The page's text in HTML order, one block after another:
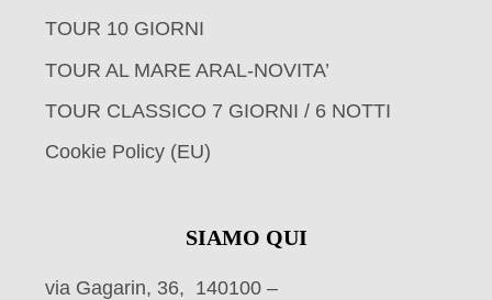
TOUR 10 GIORNI
TOUR AL MARE ARAL-NOVITA’
TOUR CLASSICO 7 GIORNI / 6 NOTTI
Cookie Policy (EU)
SIAMO QUI
via Gagarin, 36, 140100 –